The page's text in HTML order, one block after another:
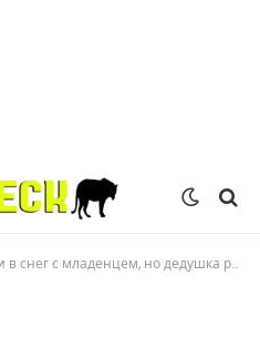
с младенцем, но дедушка раскрыл семейную ложь